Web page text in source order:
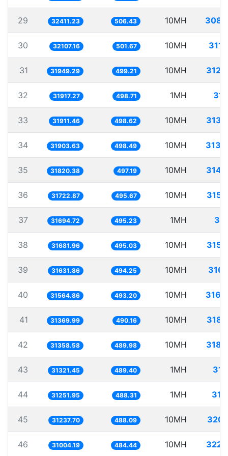
29 32411.23 506.43 10MH
30 32107.16 501.67 10MH
31 31949.29 499.21 10MH
32 31917.27 498.71 1MH
33 31911.46 498.62 10MH
34 31903.63 498.49 10MH
35 31820.38 497.19 10MH
36 31722.87 495.67 10MH
37 31694.72 495.23 1MH
38 31681.96 495.03 10MH
39 31631.86 494.25 10MH
40 31564.86 493.20 10MH
41 31369.99 490.16 10MH
42 31358.58 489.98 10MH
43 31321.45 489.40 1MH
44 31251.95 488.31 1MH
45 31237.70 488.09 10MH
46 31004.19 484.44 10MH